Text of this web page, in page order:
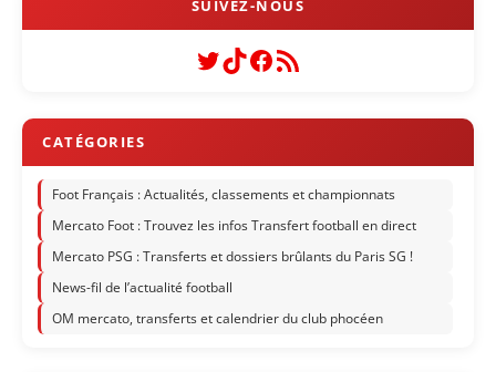
Twitter
TikTok
Facebook
Flux RSS
Foot Français : Actualités, classements et championnats
Mercato Foot : Trouvez les infos Transfert football en direct
Mercato PSG : Transferts et dossiers brûlants du Paris SG !
News-fil de l’actualité football
OM mercato, transferts et calendrier du club phocéen